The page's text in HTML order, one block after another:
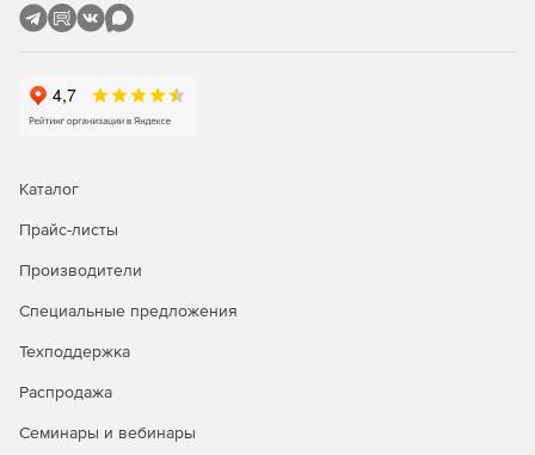
вызывать никаких трудностей.
ключевых слова.
Основные особенности:
Эффективная 64-битная технология.
Разъем VST3 для подключения внешних модулей.
8 специализированных дорожек позволяют
полноценно работать со звуком.
Спектральное отображение: распознавание и
Каталог
Прайс-листы
Производители
Специальные предложения
Техподдержка
Распродажа
Семинары и вебинары